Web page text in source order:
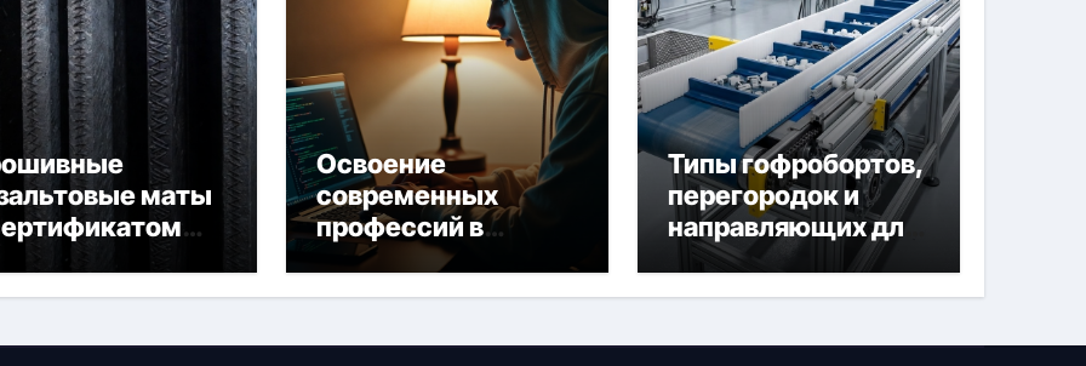
маты
Освоение
современных
профессий в
онлайн-формате
Типы гофробортов,
перегородок и
направляющих для
конвейерных лент